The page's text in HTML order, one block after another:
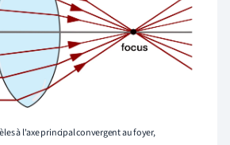
à l'axe principal convergent au foyer,